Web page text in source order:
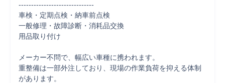
------------------------------
車検・定期点検・納車前点検
一般修理・故障診断・消耗品交換
用品取り付け
メーカー不問で、幅広い車種に携われます。
重整備は一部外注しており、現場の作業負荷を抑える体制
があります。